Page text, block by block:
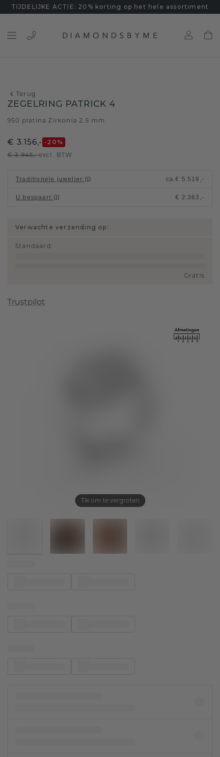
TIJDELIJKE ACTIE: 20% korting op het hele assortiment
Terug
Tik om te vergroten
ZEGELRING PATRICK 4
950 platina Zirkonia 2.5 mm
€ 3.156,- -20 %
€ 3.945,-excl. BTW
Traditionele juwelier: ca.€ 5.519,-
U bespaart: € 2.363,-
Verwachte verzending op:
Standaard :
Gratis
Trustpilot